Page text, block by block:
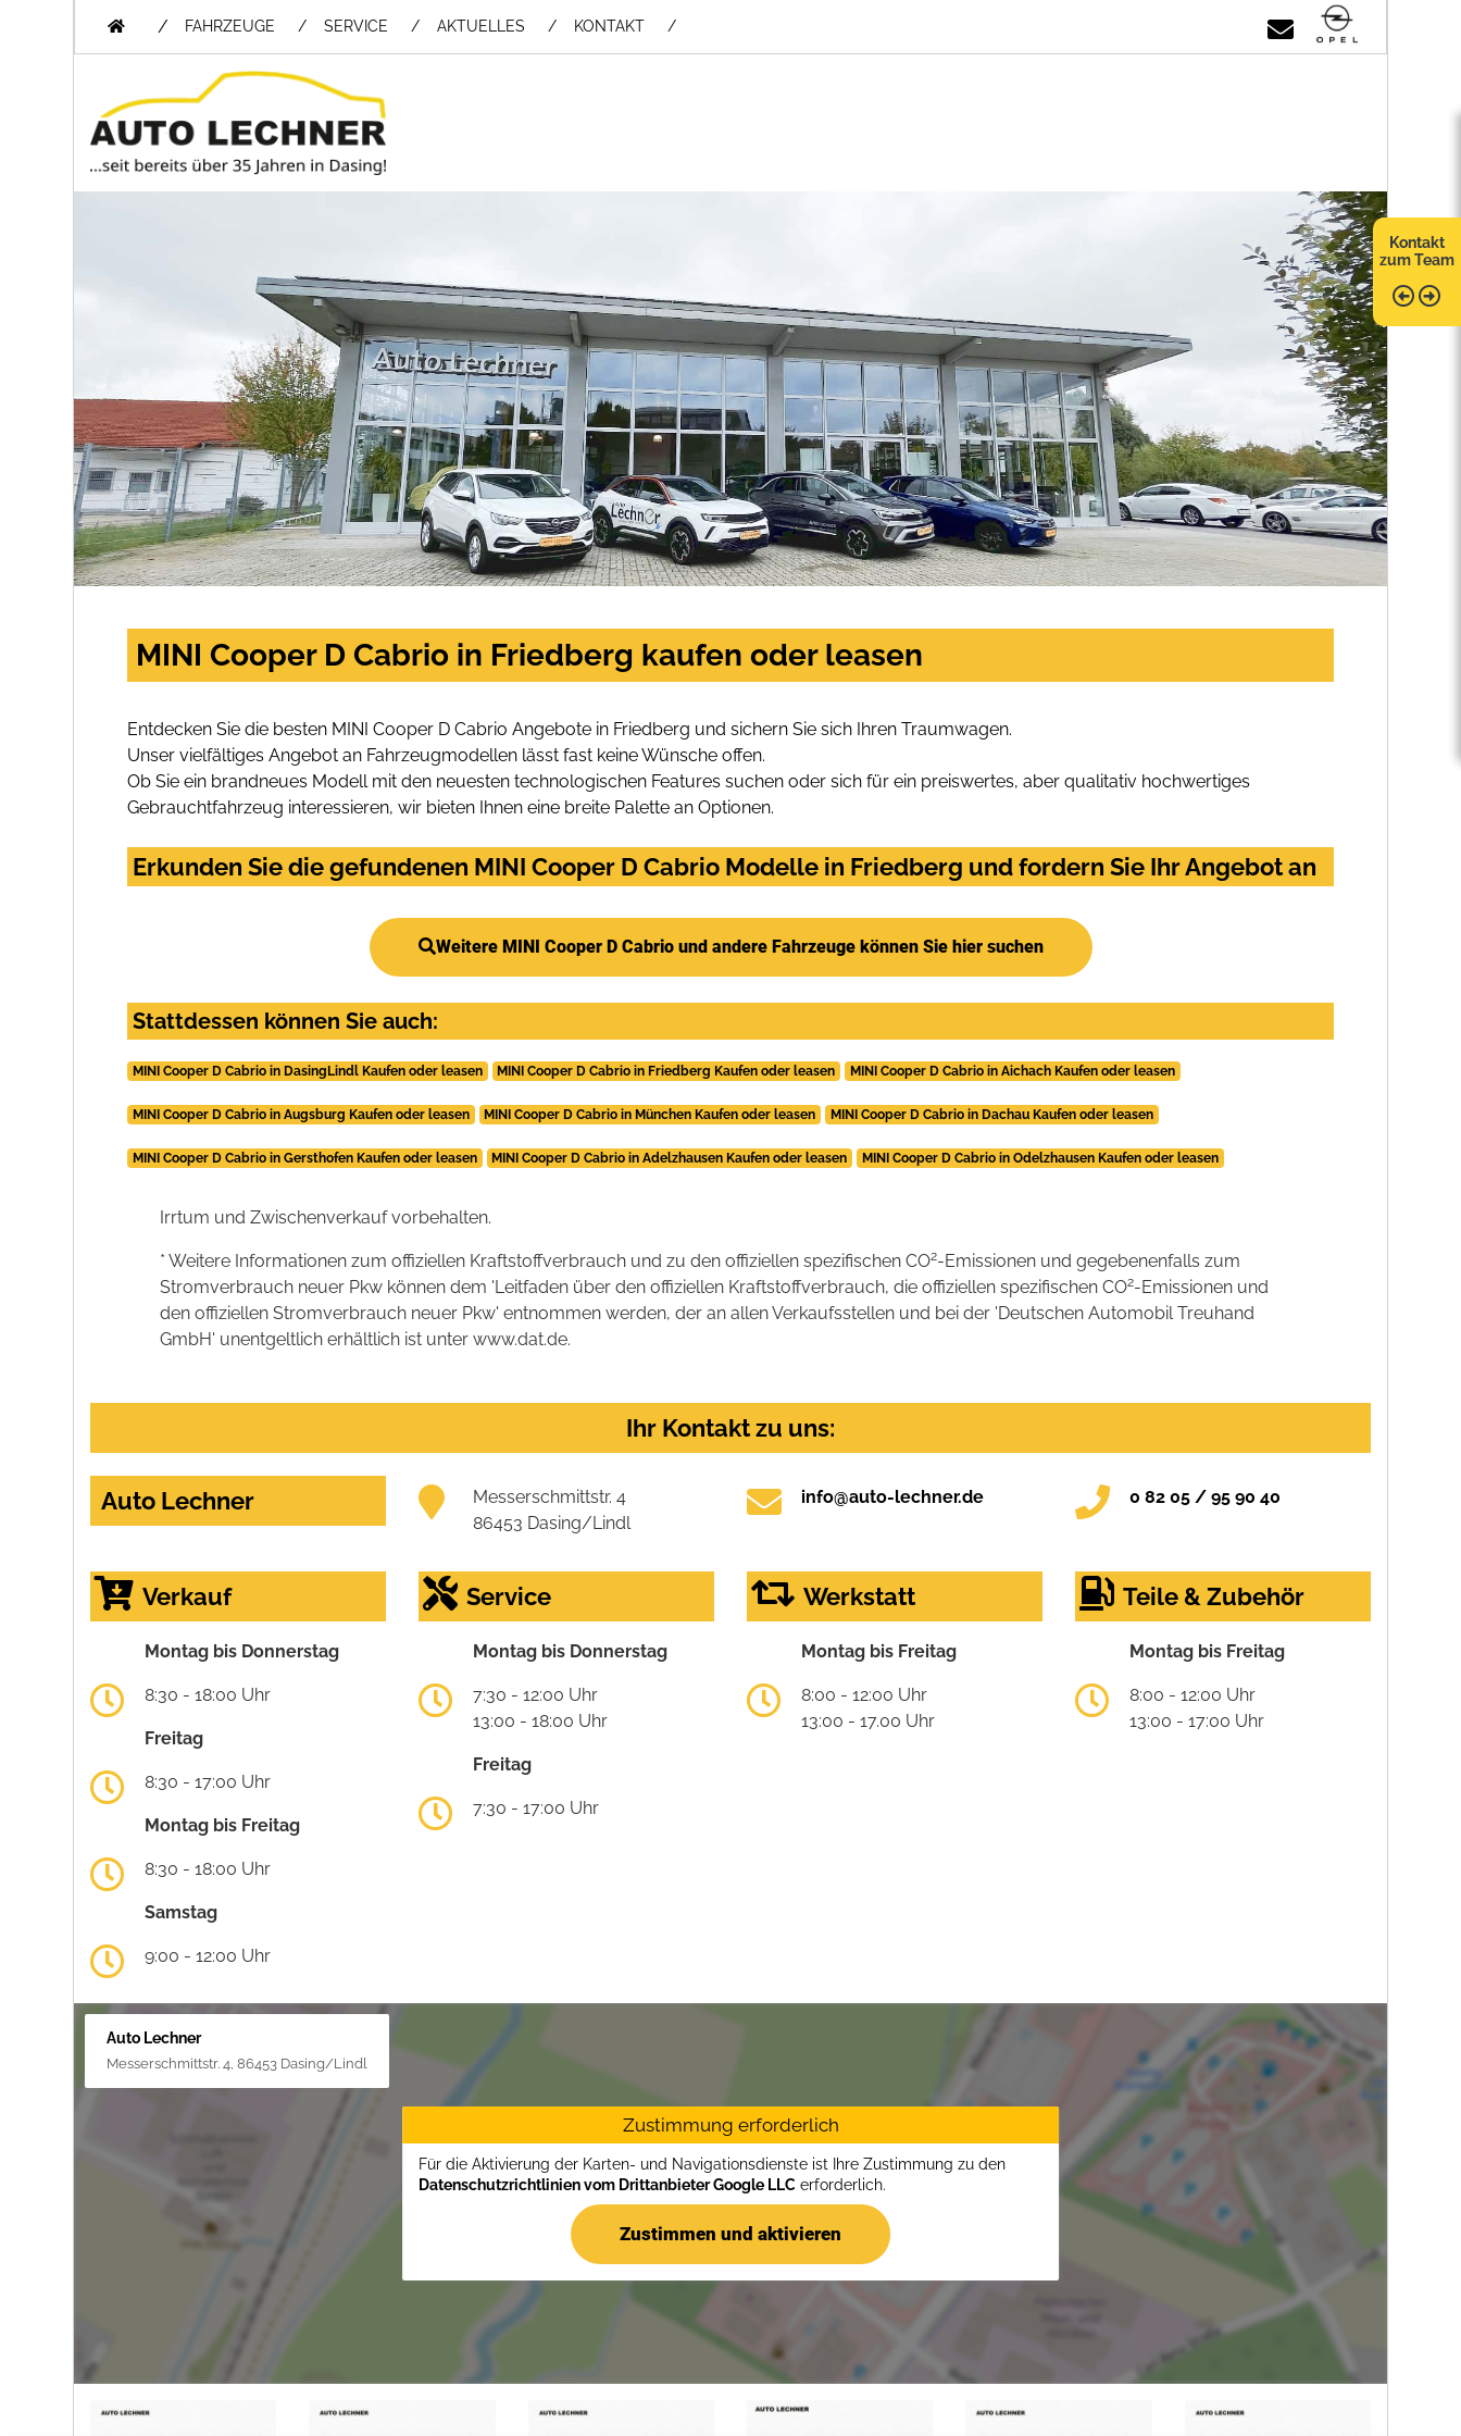
/ FAHRZEUGE SERVICE AKTUELLES KONTAKT
Kontakt
zum Team
MINI Cooper D Cabrio in Friedberg kaufen oder leasen
Entdecken Sie die besten MINI Cooper D Cabrio Angebote in Friedberg und sichern Sie sich Ihren Traumwagen.
Unser vielfältiges Angebot an Fahrzeugmodellen lässt fast keine Wünsche offen.
Ob Sie ein brandneues Modell mit den neuesten technologischen Features suchen oder sich für ein preiswertes, aber qualitativ hochwertiges
Gebrauchtfahrzeug interessieren, wir bieten Ihnen eine breite Palette an Optionen.
Erkunden Sie die gefundenen MINI Cooper D Cabrio Modelle in Friedberg und fordern Sie Ihr Angebot an
Weitere MINI Cooper D Cabrio und andere Fahrzeuge können Sie hier suchen
Stattdessen können Sie auch:
MINI Cooper D Cabrio in DasingLindl Kaufen oder leasen MINI Cooper D Cabrio in Friedberg Kaufen oder leasen MINI Cooper D Cabrio in Aichach Kaufen oder leasen
MINI Cooper D Cabrio in Augsburg Kaufen oder leasen MINI Cooper D Cabrio in München Kaufen oder leasen MINI Cooper D Cabrio in Dachau Kaufen oder leasen
MINI Cooper D Cabrio in Gersthofen Kaufen oder leasen MINI Cooper D Cabrio in Adelzhausen Kaufen oder leasen MINI Cooper D Cabrio in Odelzhausen Kaufen oder leasen
Irrtum und Zwischenverkauf vorbehalten.
* Weitere Informationen zum offiziellen Kraftstoffverbrauch und zu den offiziellen spezifischen CO2-Emissionen und gegebenenfalls zum
Stromverbrauch neuer Pkw können dem 'Leitfaden über den offiziellen Kraftstoffverbrauch, die offiziellen spezifischen CO2-Emissionen und
den offiziellen Stromverbrauch neuer Pkw' entnommen werden, der an allen Verkaufsstellen und bei der 'Deutschen Automobil Treuhand
GmbH' unentgeltlich erhältlich ist unter www.dat.de.
Ihr Kontakt zu uns:
Auto Lechner
Messerschmittstr. 4
86453 Dasing/Lindl
info@auto-lechner.de 0 82 05 / 95 90 40
Verkauf
Montag bis Donnerstag
8:30 - 18:00 Uhr
Freitag
8:30 - 17:00 Uhr
Montag bis Freitag
8:30 - 18:00 Uhr
Samstag
9:00 - 12:00 Uhr
Service
Montag bis Donnerstag
7:30 - 12:00 Uhr
13:00 - 18:00 Uhr
Freitag
7:30 - 17:00 Uhr
Werkstatt
Montag bis Freitag
8:00 - 12:00 Uhr
13:00 - 17.00 Uhr
Teile & Zubehör
Montag bis Freitag
8:00 - 12:00 Uhr
13:00 - 17:00 Uhr
Auto Lechner
Messerschmittstr. 4, 86453 Dasing/Lindl
Zustimmung erforderlich
Für die Aktivierung der Karten- und Navigationsdienste ist Ihre Zustimmung zu den
Datenschutzrichtlinien vom Drittanbieter Google LLC erforderlich.
Zustimmen und aktivieren